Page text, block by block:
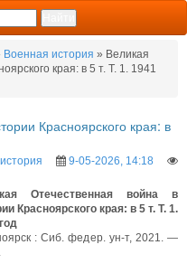
Военная история » Великая
края: в 5 т. Т. 1. 1941
Красноярского края: в
9-05-2026, 14:18
Отечественная война в
Красноярского края: в 5 т. Т. 1.
: Сиб. федер. ун-т, 2021. —